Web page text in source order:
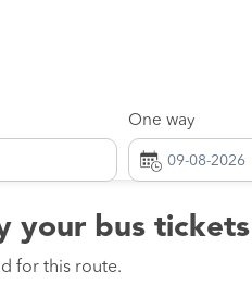
One way
your bus
for this route.